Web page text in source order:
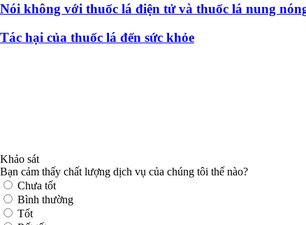
Nói không với thuốc lá điện tử và thuốc lá nung
Tác hại của thuốc lá đến sức khỏe
Khảo sát
Bạn cảm thấy chất lượng dịch vụ của chúng tôi thế nào?
Chưa tốt
Bình thường
Tốt